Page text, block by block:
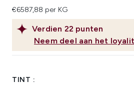
Verdien 22 punten
Neem deel aan het
€6587,88 per KG
TINT :